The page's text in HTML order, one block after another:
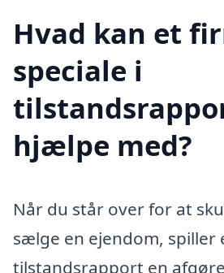
Hvad kan et
speciale i
hjælpe med?
Når du står over for at
sælge en ejendom, spiller
tilstandsrapport en